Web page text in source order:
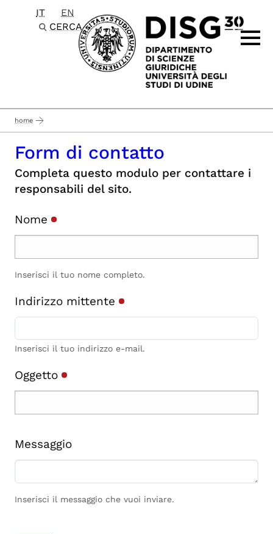
Passa al contenuto principale
IT
EN
CERCA
home
Form di contatto
Completa questo modulo per contattare i
responsabili del sito.
Nome
Inserisci il tuo nome completo.
Indirizzo mittente
Inserisci il tuo indirizzo e-mail.
Oggetto
Messaggio
Inserisci il messaggio che vuoi inviare.